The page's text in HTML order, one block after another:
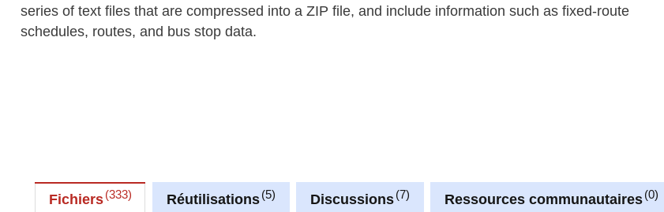
series of text files that are compressed into a ZIP file, and include information such as fixed-route
schedules, routes, and bus stop data.
Fichiers 333 Réutilisations 5 Discussions 7 Ressources communautaires 0